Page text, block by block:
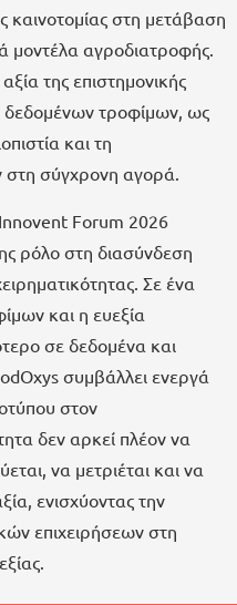
στη μετάβαση
μοντέλα αγροδιατροφής.
της επιστημονικής
δεδομένων τροφίμων, ως
και τη
στη σύγχρονη αγορά.
Forum 2026
ρόλο στη διασύνδεση
Σε ένα
και η ευεξία
σε δεδομένα και
συμβάλλει ενεργά
στον
δεν αρκεί πλέον να
να μετριέται και να
ενισχύοντας την
επιχειρήσεων στη